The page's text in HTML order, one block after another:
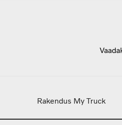
Rakendus My Truck